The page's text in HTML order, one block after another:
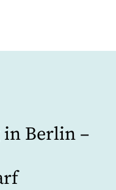
Berlin –